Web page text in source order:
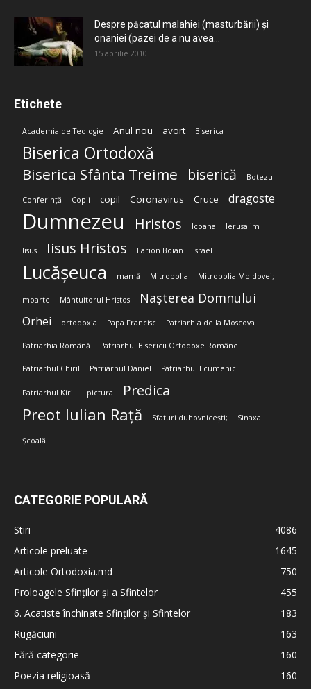
Despre păcatul malahiei (masturbării) şi
onaniei (pazei de a nu avea...
15 aprilie 2010
Etichete
Academia de Teologie Anul nou avort Biserica
Biserica Ortodoxă
Biserica Sfânta Treime biserică Botezul
Conferință Copii copil Coronavirus Cruce dragoste
Dumnezeu Hristos Icoana Ierusalim
Iisus Iisus Hristos Ilarion Boian Israel
Lucășeuca mamă Mitropolia Mitropolia Moldovei;
moarte Mântuitorul Hristos Nașterea Domnului
Orhei ortodoxia Papa Francisc Patriarhia de la Moscova
Patriarhia Română Patriarhul Bisericii Ortodoxe Române
Patriarhul Chiril Patriarhul Daniel Patriarhul Ecumenic
Patriarhul Kirill pictura Predica
Preot Iulian Rață Sfaturi duhovnicești; Sinaxa
Școală
CATEGORIE POPULARĂ
Stiri
4086
Articole preluate
1645
Articole Ortodoxia.md
750
Proloagele Sfinților și a Sfintelor
455
6. Acatiste închinate Sfinților și Sfintelor
183
Rugăciuni
163
Fără categorie
160
Poezia religioasă
160